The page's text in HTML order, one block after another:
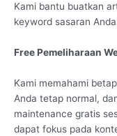
Kami bantu buatkan
keyword sasaran
Free Pemeliharaan
Kami memahami
Anda tetap normal,
maintenance gratis
dapat fokus pada